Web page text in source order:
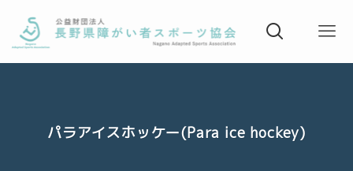
パラアイスホッケー(Para ice hockey)